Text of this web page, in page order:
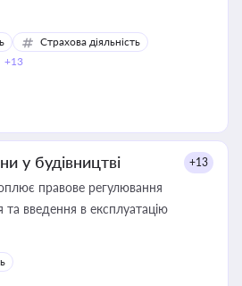
Страхова діяльність
+13
у будівництві +13
правове регулювання
та введення в експлуатацію